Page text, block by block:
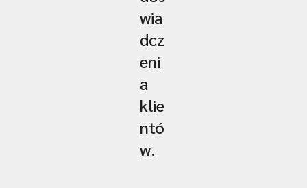
wia
dcz
eni
a
klie
ntó
w.